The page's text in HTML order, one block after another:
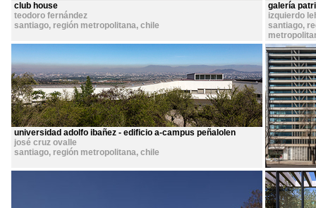
club house
teodoro fernández
santiago, región metropolitana, chile
galería
izquierdo
santiago,
universidad adolfo ibañez - edificio a-campus peñalolen
josé cruz ovalle
santiago, región metropolitana, chile